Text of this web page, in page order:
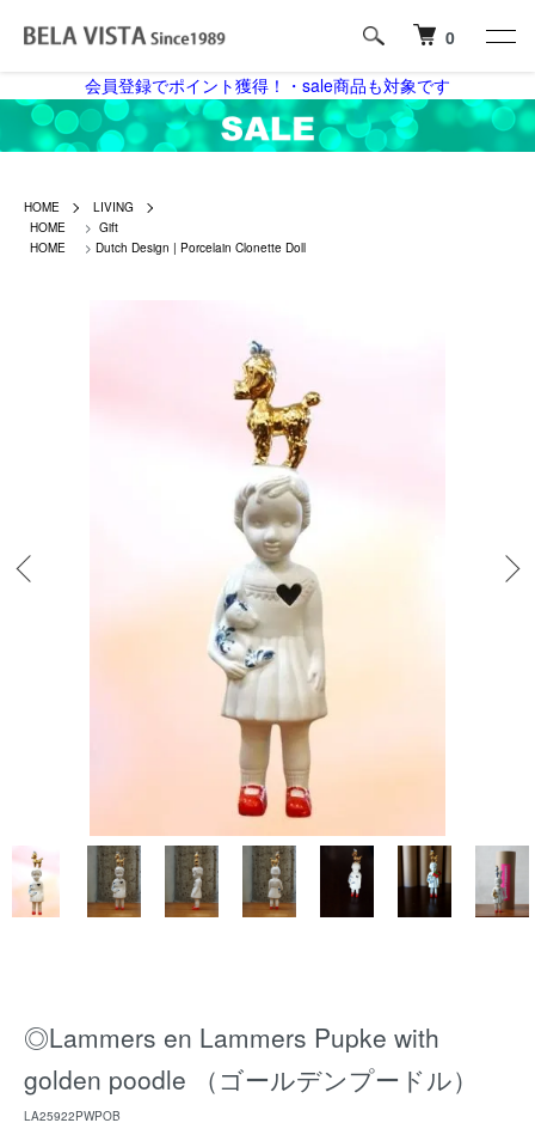
0
会員登録でポイント獲得！・sale商品も対象です
HOME
LIVING
HOME
> Gift
HOME
> Dutch Design | Porcelain Clonette Doll
◎Lammers en Lammers Pupke with
golden poodle （ゴールデンプードル）
LA25922PWPOB